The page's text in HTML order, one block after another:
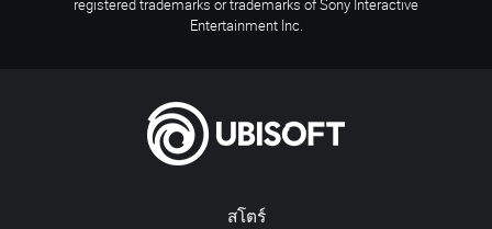
สโตร์
registered trademarks or trademarks of Sony Interactive
Entertainment Inc.